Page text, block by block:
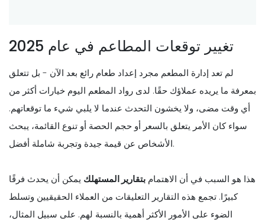
تغيير توقعات المطاعم في عام 2025
لم تعد إدارة المطعم مجرد إعداد طعام رائع بعد الآن - بل تتعلق
بمعرفة ما يريده عملاؤك حقًا. لدى رواد المطعم اليوم خيارات أكثر من
أي وقت مضى، ولا يخشون التحدث عندما لا يلبي شيء ما توقعاتهم.
سواء كان الأمر يتعلق بالسعر أو حجم الحصة أو تنوع القائمة، يبحث
الأشخاص عن قيمة جيدة وتجربة شاملة أفضل.
هذا هو السبب في أن الاهتمام بتقارير المستهلك يمكن أن يحدث فرقًا
كبيرًا. تجمع هذه التقارير التعليقات من العملاء الحقيقيين وتسلط
الضوء على الأمور الأكثر أهمية بالنسبة لهم. على سبيل المثال،